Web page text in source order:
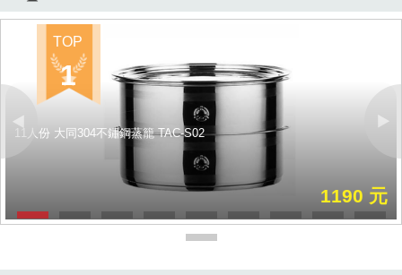
TOP
1
11人份 大同304不鏽鋼蒸籠 TAC-S02
1190 元
Next